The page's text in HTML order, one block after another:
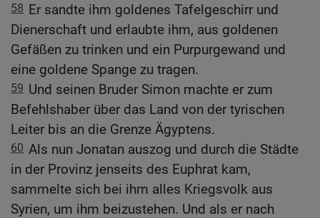
58 Er sandte ihm goldenes Tafelgeschirr und
Dienerschaft und erlaubte ihm, aus goldenen
Gefäßen zu trinken und ein Purpurgewand und
eine goldene Spange zu tragen.
59 Und seinen Bruder Simon machte er zum
Befehlshaber über das Land von der tyrischen
Leiter bis an die Grenze Ägyptens.
60 Als nun Jonatan auszog und durch die Städte
in der Provinz jenseits des Euphrat kam,
sammelte sich bei ihm alles Kriegsvolk aus
Syrien, um ihm beizustehen. Und als er nach